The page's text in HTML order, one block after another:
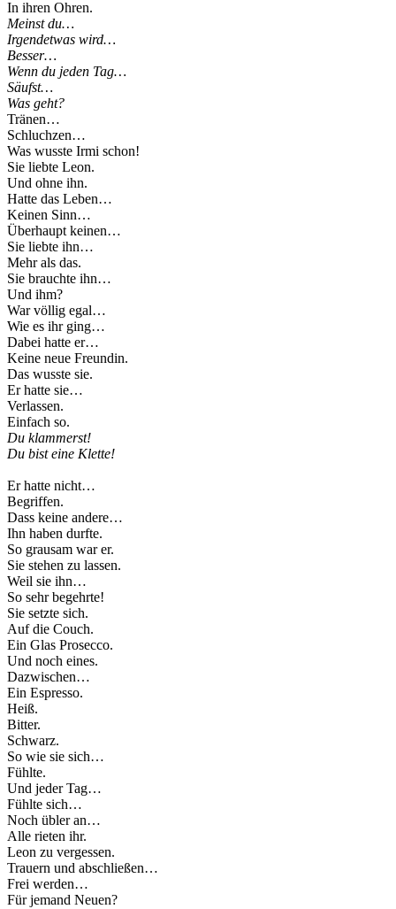
In ihren Ohren.
Meinst du…
Irgendetwas wird…
Besser…
Wenn du jeden Tag…
Säufst…
Was geht?
Tränen…
Schluchzen…
Was wusste Irmi schon!
Sie liebte Leon.
Und ohne ihn.
Hatte das Leben…
Keinen Sinn…
Überhaupt keinen…
Sie liebte ihn…
Mehr als das.
Sie brauchte ihn…
Und ihm?
War völlig egal…
Wie es ihr ging…
Dabei hatte er…
Keine neue Freundin.
Das wusste sie.
Er hatte sie…
Verlassen.
Einfach so.
Du klammerst!
Du bist eine Klette!
Er hatte nicht…
Begriffen.
Dass keine andere…
Ihn haben durfte.
So grausam war er.
Sie stehen zu lassen.
Weil sie ihn…
So sehr begehrte!
Sie setzte sich.
Auf die Couch.
Ein Glas Prosecco.
Und noch eines.
Dazwischen…
Ein Espresso.
Heiß.
Bitter.
Schwarz.
So wie sie sich…
Fühlte.
Und jeder Tag…
Fühlte sich…
Noch übler an…
Alle rieten ihr.
Leon zu vergessen.
Trauern und abschließen…
Frei werden…
Für jemand Neuen?